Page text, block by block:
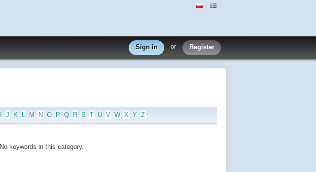
Sign in or Register
J K L M N O P Q R S T U V W X Y Z
No keywords in this category.